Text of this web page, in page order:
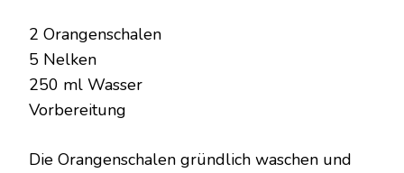
2 Orangenschalen
5 Nelken
250 ml Wasser
Vorbereitung
Die Orangenschalen gründlich waschen und